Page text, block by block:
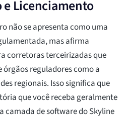
e Licenciamento
não se apresenta como uma
mas afirma
corretoras terceirizadas que
órgãos reguladores como a
regionais. Isso significa que
que você receba geralmente
camada de software do Skyline